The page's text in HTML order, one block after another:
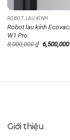
ROBOT LAU KÍNH
Robot lau kính
W1 Pro
8,000,000₫ Giá
gốc
6,500,000
Giới thiệu